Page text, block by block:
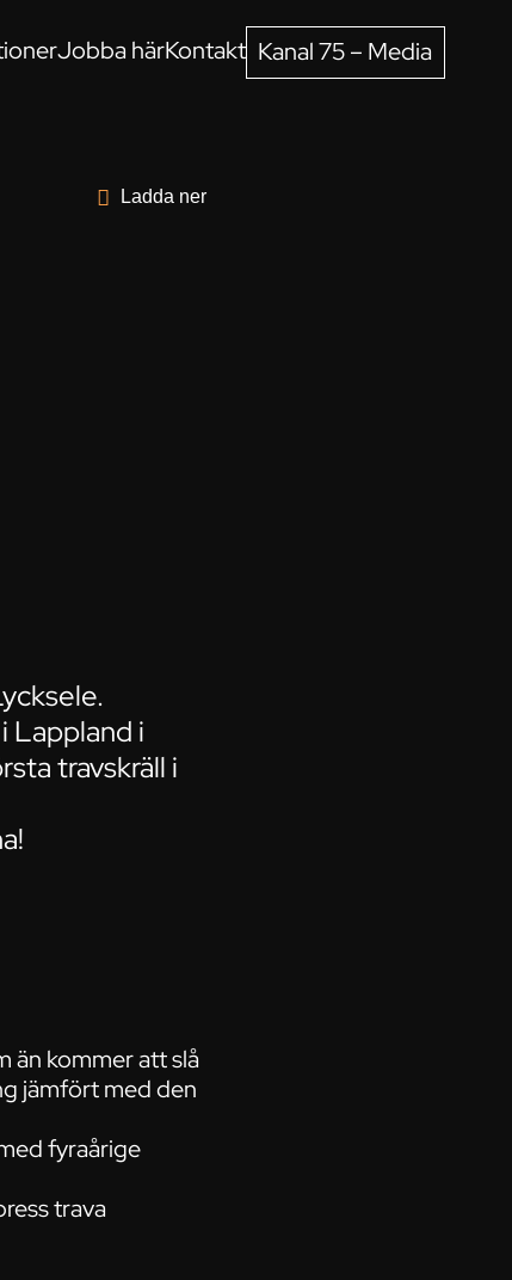
Jobba härKontakt Kanal 75 – Media
Ladda ner
Lappland i
travskräll i
än kommer att slå
jämfört med den
fyraårige
trava